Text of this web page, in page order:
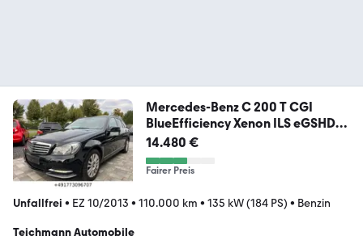
Mercedes-Benz C 200 T CGI
BlueEfficiency Xenon ILS eGSHD
Navi
14.480 €
Fairer Preis
Unfallfrei • EZ 10/2013 • 110.000 km • 135 kW (184 PS) • Benzin
Teichmann Automobile